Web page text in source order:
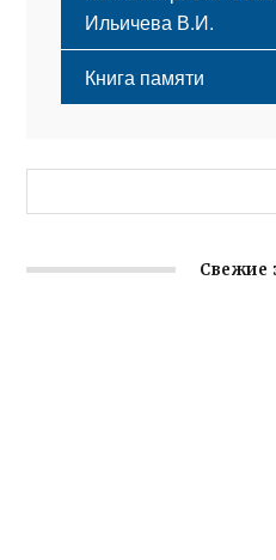
Ильичева В.И.
Книга памяти
Свежие